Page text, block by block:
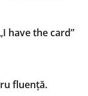
have the card”
fluență.